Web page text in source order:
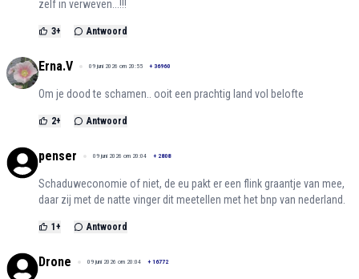
zelf in verweven...!!!
3+ Antwoord
Erna.V 09 juni 2026 om 20:55 + 36960
Om je dood te schamen.. ooit een prachtig land vol belofte
2+ Antwoord
penser 09 juni 2026 om 20:04 + 2808
Schaduweconomie of niet, de eu pakt er een flink graantje van mee,
daar zij met de natte vinger dit meetellen met het bnp van nederland.
1+ Antwoord
Drone 09 juni 2026 om 20:04 + 16772